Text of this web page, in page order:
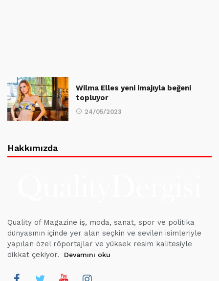
Wilma Elles yeni imajıyla beğeni
topluyor
24/05/2023
Hakkımızda
Quality of Magazine iş, moda, sanat, spor ve politika
dünyasının içinde yer alan seçkin ve sevilen isimleriyle
yapılan özel röportajlar ve yüksek resim kalitesiyle
dikkat çekiyor.
Devamını oku